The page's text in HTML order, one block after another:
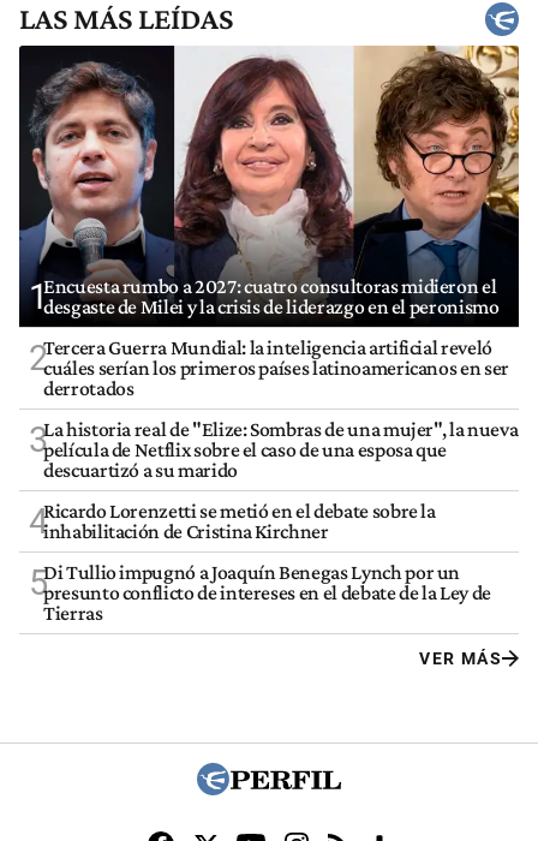
LAS MÁS LEÍDAS
1Encuesta rumbo a 2027: cuatro consultoras midieron el
desgaste de Milei y la crisis de liderazgo en el peronismo
2Tercera Guerra Mundial: la inteligencia artificial reveló
cuáles serían los primeros países latinoamericanos en ser
derrotados
3La historia real de "Elize: Sombras de una mujer", la nueva
película de Netflix sobre el caso de una esposa que
descuartizó a su marido
4Ricardo Lorenzetti se metió en el debate sobre la
inhabilitación de Cristina Kirchner
5Di Tullio impugnó a Joaquín Benegas Lynch por un
presunto conflicto de intereses en el debate de la Ley de
Tierras
VER MÁS